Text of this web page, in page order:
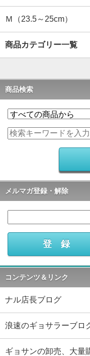
Ｍ（23.5～25cm）
商品カテゴリー一覧
商品検索
メルマガ登録・解除
コンテンツ＆リンク
ナル店長ブログ
浪速のギョサラーブロ
ギョサンの卸売、大量